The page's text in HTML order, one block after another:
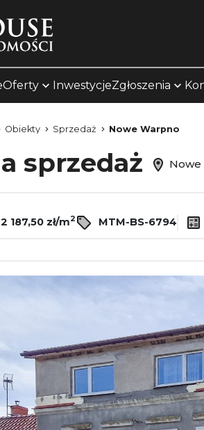
Oferty InwestycjeZgłoszenia
Obiekty Sprzedaż Nowe Warpno
sprzedaż Nowe
2 187,50 zł/m2 MTM-BS-6794